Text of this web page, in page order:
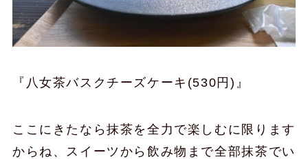
『八女茶バスクチーズケーキ(530円)』
ここにきたなら抹茶を全力で楽しむに限ります
からね、スイーツから飲み物まで全部抹茶でい